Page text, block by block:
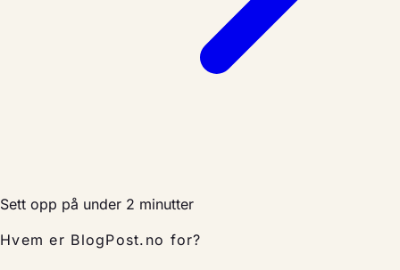
Sett opp på under 2 minutter
Hvem er BlogPost.no for?